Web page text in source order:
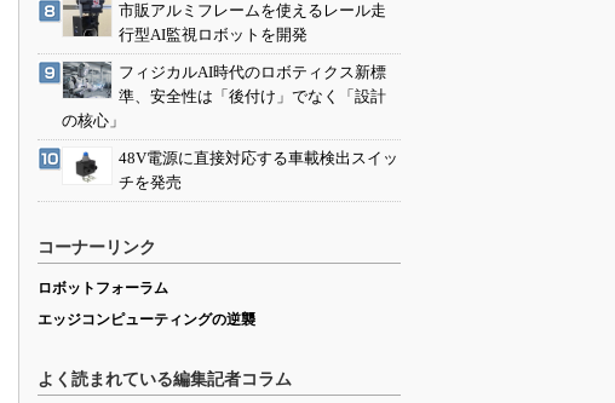
市販アルミフレームを使えるレール走
行型AI監視ロボットを開発
フィジカルAI時代のロボティクス新標
準、安全性は「後付け」でなく「設計
の核心」
48V電源に直接対応する車載検出スイッ
チを発売
コーナーリンク
ロボットフォーラム
エッジコンピューティングの逆襲
よく読まれている編集記者コラム